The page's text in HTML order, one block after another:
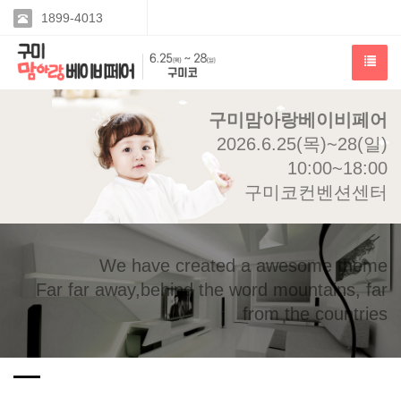
1899-4013
구미맘아랑베이비페어
2026.6.25(목)~28(일)
10:00~18:00
구미코컨벤션센터
We have created a awesome theme
Far far away,behind the word mountains, far
from the countries